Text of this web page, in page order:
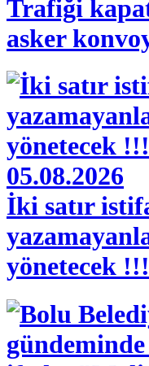
Trafiği
asker
05.08.2026
İki satır
yönetecek !!!